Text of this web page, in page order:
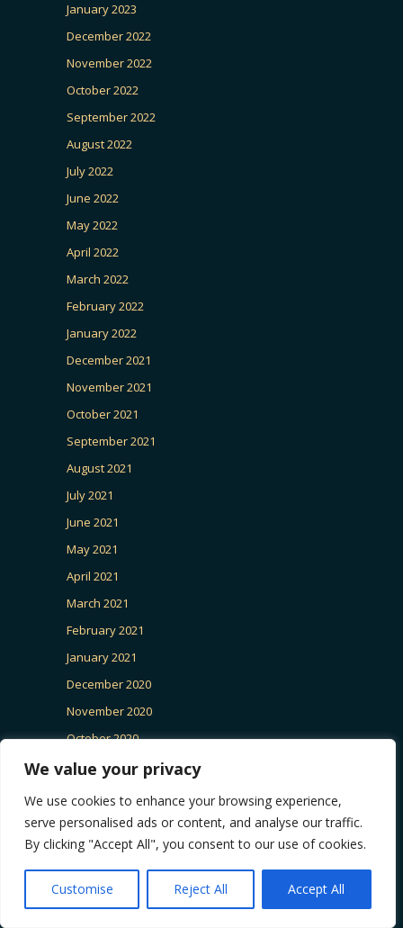
We value your privacy
We use cookies to enhance your browsing experience,
serve personalised ads or content, and analyse our traffic.
By clicking "Accept All", you consent to our use of cookies.
Customise Reject All Accept All
January 2023
December 2022
November 2022
October 2022
September 2022
August 2022
July 2022
June 2022
May 2022
April 2022
March 2022
February 2022
January 2022
December 2021
November 2021
October 2021
September 2021
August 2021
July 2021
June 2021
May 2021
April 2021
March 2021
February 2021
January 2021
December 2020
November 2020
October 2020
September 2020
March 2020
January 2020
August 2019
May 2019